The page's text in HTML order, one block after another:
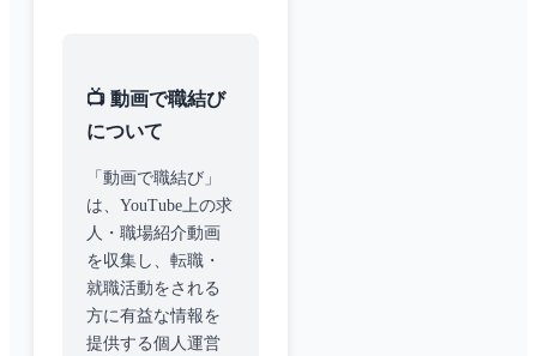
📺 動画で職結び
について
「動画で職結び」
は、YouTube上の求
人・職場紹介動画
を収集し、転職・
就職活動をされる
方に有益な情報を
提供する個人運営